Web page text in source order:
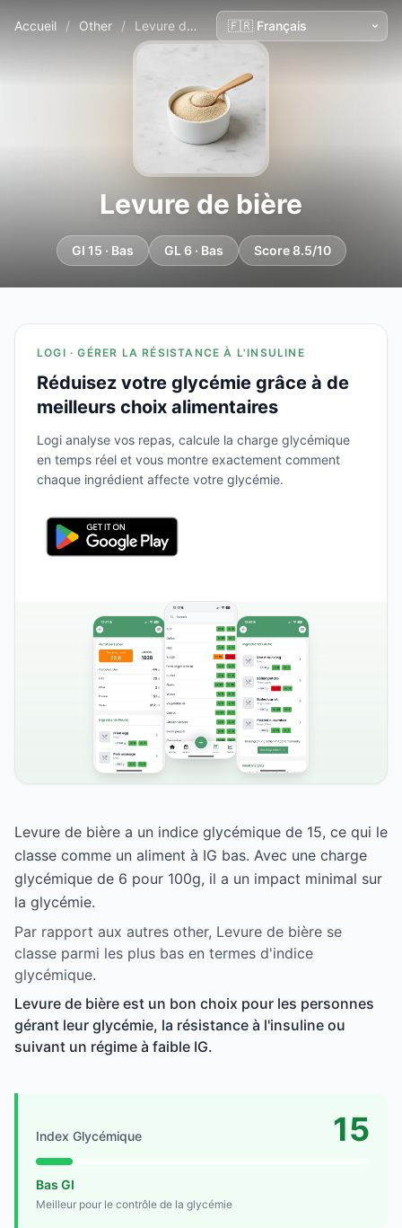
Accueil / Other / Levure de bière
Levure de bière
GI 15 · Bas GL 6 · Bas Score 8.5/10
LOGI · GÉRER LA RÉSISTANCE À L'INSULINE
Réduisez votre glycémie grâce à de
meilleurs choix alimentaires
Logi analyse vos repas, calcule la charge glycémique
en temps réel et vous montre exactement comment
chaque ingrédient affecte votre glycémie.
Levure de bière a un indice glycémique de 15, ce qui le
classe comme un aliment à IG bas. Avec une charge
glycémique de 6 pour 100g, il a un impact minimal sur
la glycémie.
Par rapport aux autres other, Levure de bière se
classe parmi les plus bas en termes d'indice
glycémique.
Levure de bière est un bon choix pour les personnes
gérant leur glycémie, la résistance à l'insuline ou
suivant un régime à faible IG.
Index Glycémique 15
Bas GI
Meilleur pour le contrôle de la glycémie